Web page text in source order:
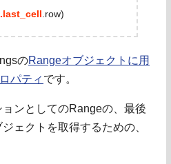
.last_cell .row)
のRangeオブジェクトに用
パティ です。
ンとしてのRangeの、最後
ェクトを取得するための、